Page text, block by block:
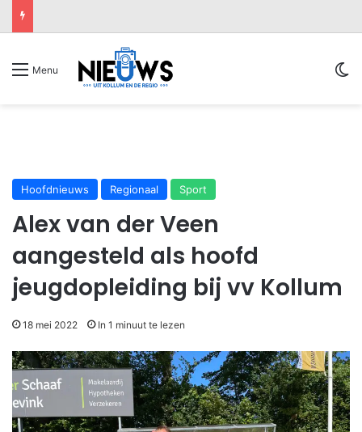
Menu
Hoofdnieuws Regionaal Sport
Alex van der Veen
aangesteld als hoofd
jeugdopleiding bij vv Kollum
18 mei 2022 In 1 minuut te lezen